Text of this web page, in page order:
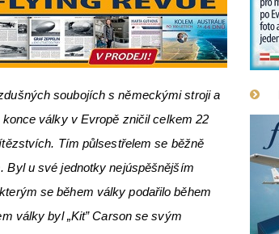
soubojích s německými stroji a
války v Evropě zničil celkem 22
Tím půlsestřelem se běžně
Byl u své jednotky nejúspěšnějším
se během války podařilo během
války byl „Kit” Carson se svým